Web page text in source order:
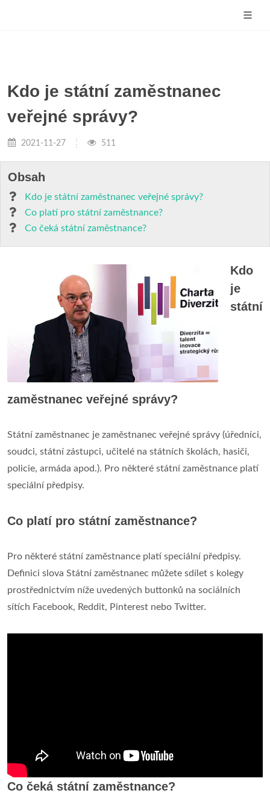
Kdo je státní zaměstnanec
veřejné správy?
2021-11-27 511
Obsah
Kdo je státní zaměstnanec veřejné správy?
Co platí pro státní zaměstnance?
Co čeká státní zaměstnance?
Kdo
je
státní
zaměstnanec veřejné správy?
Státní zaměstnanec je zaměstnanec veřejné správy (úředníci,
soudci, státní zástupci, učitelé na státních školách, hasiči,
policie, armáda apod.). Pro některé státní zaměstnance platí
speciální předpisy.
Co platí pro státní zaměstnance?
Pro některé státní zaměstnance platí speciální předpisy.
Definici slova Státní zaměstnanec můžete sdílet s kolegy
prostřednictvím níže uvedených buttonků na sociálních
sítích Facebook, Reddit, Pinterest nebo Twitter.
Co čeká státní zaměstnance?